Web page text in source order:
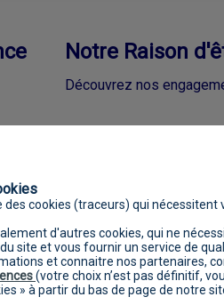
Notre Raison
Découvrez nos
Mentions légales Protection
© 2022
des cookies (traceurs) qui
d'autres cookies, qui ne
site et vous fournir un service de
et connaitre nos partenaires,
(votre choix n’est pas définitif,
» à partir du bas de page de notre